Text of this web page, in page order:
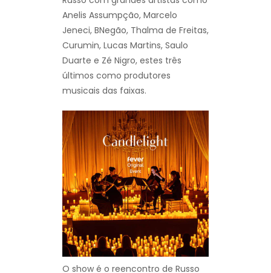
Anelis Assumpção, Marcelo
Jeneci, BNegão, Thalma de Freitas,
Curumin, Lucas Martins, Saulo
Duarte e Zé Nigro, estes três
últimos como produtores
musicais das faixas.
O show é o reencontro de Russo